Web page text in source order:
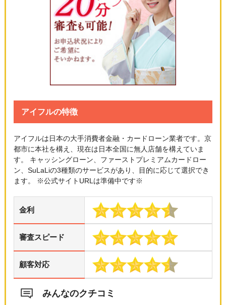
アイフルの特徴
アイフルは日本の大手消費者金融・カードローン業者です。京
都市に本社を構え、現在は日本全国に無人店舗を構えていま
す。 キャッシングローン、ファーストプレミアムカードロー
ン、SuLaLiの3種類のサービスがあり、目的に応じて選択でき
ます。 ※公式サイトURLは準備中です※
金利
審査スピード
顧客対応
みんなのクチコミ